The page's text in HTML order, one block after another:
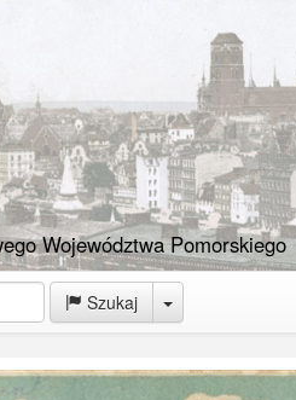
Województwa Pomorskiego
Szukaj Toggle Dropdown